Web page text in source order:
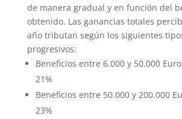
de manera gradual y en función del
obtenido. Las ganancias totales
año tributan según los siguientes
progresivos:
Beneficios entre 6.000 y 50.000
21%
Beneficios entre 50.000 y 200.000
23%